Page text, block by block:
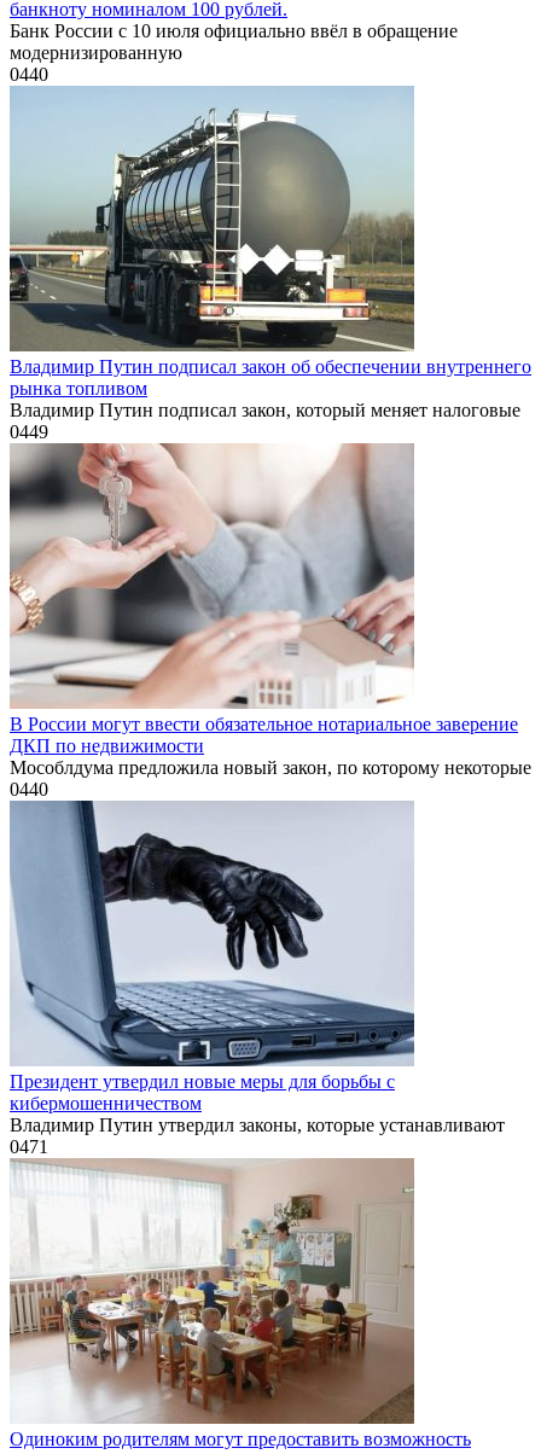
банкноту номиналом 100 рублей.
Банк России с 10 июля официально ввёл в обращение
модернизированную
0440
Владимир Путин подписал закон об обеспечении внутреннего
рынка топливом
Владимир Путин подписал закон, который меняет налоговые
0449
В России могут ввести обязательное нотариальное заверение
ДКП по недвижимости
Мособлдума предложила новый закон, по которому некоторые
0440
Президент утвердил новые меры для борьбы с
кибермошенничеством
Владимир Путин утвердил законы, которые устанавливают
0471
Одиноким родителям могут предоставить возможность